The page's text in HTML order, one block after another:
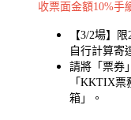
收票面金額10%手
【3/2場】
自行計算寄
請將「票券
「KKTIX票
箱」。